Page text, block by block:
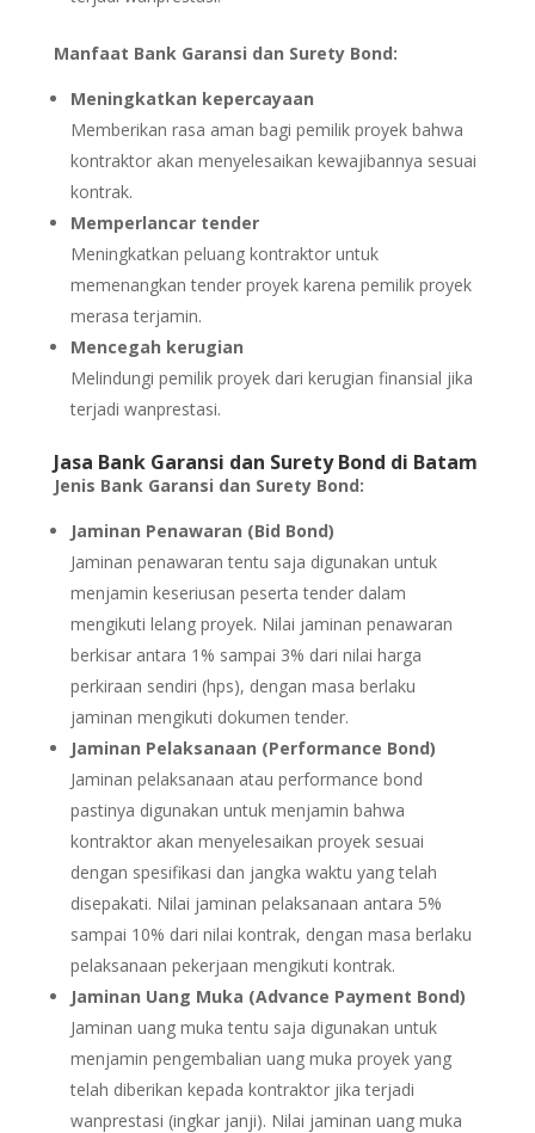
Manfaat Bank Garansi dan Surety Bond:
Meningkatkan kepercayaan
Memberikan rasa aman bagi pemilik proyek bahwa
kontraktor akan menyelesaikan kewajibannya sesuai
kontrak.
Memperlancar tender
Meningkatkan peluang kontraktor untuk
memenangkan tender proyek karena pemilik proyek
merasa terjamin.
Mencegah kerugian
Melindungi pemilik proyek dari kerugian finansial jika
terjadi wanprestasi.
Jasa Bank Garansi dan Surety Bond di Batam
Jenis Bank Garansi dan Surety Bond:
Jaminan Penawaran (Bid Bond)
Jaminan penawaran tentu saja digunakan untuk
menjamin keseriusan peserta tender dalam
mengikuti lelang proyek. Nilai jaminan penawaran
berkisar antara 1% sampai 3% dari nilai harga
perkiraan sendiri (hps), dengan masa berlaku
jaminan mengikuti dokumen tender.
Jaminan Pelaksanaan (Performance Bond)
Jaminan pelaksanaan atau performance bond
pastinya digunakan untuk menjamin bahwa
kontraktor akan menyelesaikan proyek sesuai
dengan spesifikasi dan jangka waktu yang telah
disepakati. Nilai jaminan pelaksanaan antara 5%
sampai 10% dari nilai kontrak, dengan masa berlaku
pelaksanaan pekerjaan mengikuti kontrak.
Jaminan Uang Muka (Advance Payment Bond)
Jaminan uang muka tentu saja digunakan untuk
menjamin pengembalian uang muka proyek yang
telah diberikan kepada kontraktor jika terjadi
wanprestasi (ingkar janji). Nilai jaminan uang muka